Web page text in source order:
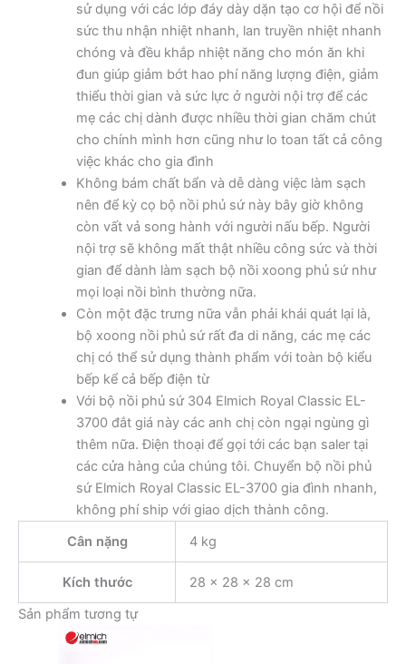
sử dụng với các lớp đáy dày dặn tạo cơ hội để nồi
sức thu nhận nhiệt nhanh, lan truyền nhiệt nhanh
chóng và đều khắp nhiệt năng cho món ăn khi
đun giúp giảm bớt hao phí năng lượng điện, giảm
thiểu thời gian và sức lực ở người nội trợ để các
mẹ các chị dành được nhiều thời gian chăm chút
cho chính mình hơn cũng như lo toan tất cả công
việc khác cho gia đình
Không bám chất bẩn và dễ dàng việc làm sạch
nên để kỳ cọ bộ nồi phủ sứ này bây giờ không
còn vất vả song hành với người nấu bếp. Người
nội trợ sẽ không mất thật nhiều công sức và thời
gian để dành làm sạch bộ nồi xoong phủ sứ như
mọi loại nồi bình thường nữa.
Còn một đặc trưng nữa vẫn phải khái quát lại là,
bộ xoong nồi phủ sứ rất đa di năng, các mẹ các
chị có thể sử dụng thành phẩm với toàn bộ kiểu
bếp kể cả bếp điện từ
Với bộ nồi phủ sứ 304 Elmich Royal Classic EL-
3700 đắt giá này các anh chị còn ngại ngùng gì
thêm nữa. Điện thoại để gọi tới các bạn saler tại
các cửa hàng của chúng tôi. Chuyển bộ nồi phủ
sứ Elmich Royal Classic EL-3700 gia đình nhanh,
không phí ship với giao dịch thành công.
Cân nặng
4 kg
Kích thước
28 × 28 × 28 cm
Sản phẩm tương tự